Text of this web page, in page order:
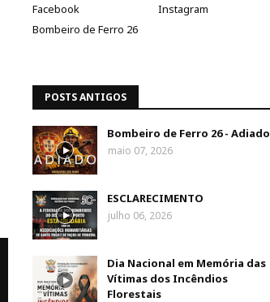
Facebook
Instagram
Bombeiro de Ferro 26
POSTS ANTIGOS
Bombeiro de Ferro 26 - Adiado
maio 07, 2026
ESCLARECIMENTO
julho 06, 2026
Dia Nacional em Memória das
Vítimas dos Incêndios
Florestais